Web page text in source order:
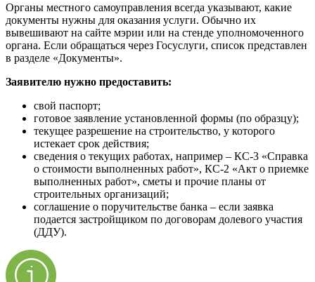
Органы местного самоуправления всегда указывают, какие
документы нужны для оказания услуги. Обычно их
вывешивают на сайте мэрии или на стенде уполномоченного
органа. Если обращаться через Госуслуги, список представлен
в разделе «Документы».
Заявителю нужно предоставить:
свой паспорт;
готовое заявление установленной формы (по образцу);
текущее разрешение на строительство, у которого
истекает срок действия;
сведения о текущих работах, например – КС-3 «Справка
о стоимости выполненных работ», КС-2 «Акт о приемке
выполненных работ», сметы и прочие планы от
строительных организаций;
соглашение о поручительстве банка – если заявка
подается застройщиком по договорам долевого участия
(ДДУ).